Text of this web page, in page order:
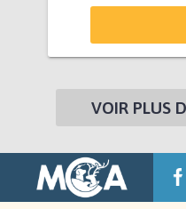
VOIR PLUS